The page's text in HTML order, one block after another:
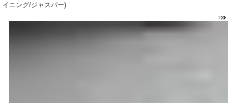
イニング/ジャスパー)